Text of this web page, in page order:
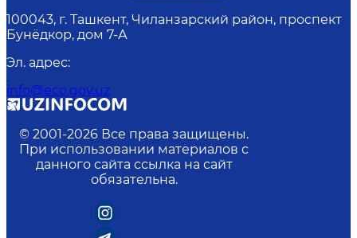
100043, г. Ташкент, Чиланзарский район, проспект
Бунёдкор, дом 7-А
Эл. адрес:
info@eco.gov.uz
© 2001-2026 Все права защищены.
При использовании материалов с
данного сайта ссылка на сайт
обязательна.